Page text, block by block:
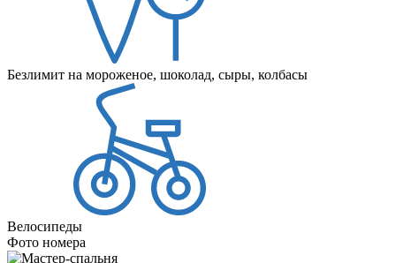
Безлимит на мороженое, шоколад, сыры, колбасы
Велосипеды
Фото номера